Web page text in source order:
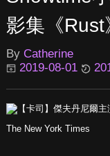
影集《Rust
By Catherine
2019-08-01
The New York Times